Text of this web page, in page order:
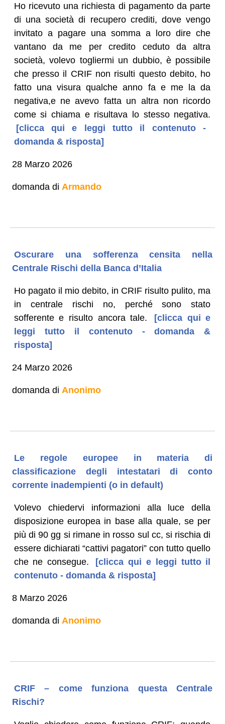
Ho ricevuto una richiesta di pagamento da parte
di una società di recupero crediti, dove vengo
invitato a pagare una somma a loro dire che
vantano da me per credito ceduto da altra
società, volevo togliermi un dubbio, è possibile
che presso il CRIF non risulti questo debito, ho
fatto una visura qualche anno fa e me la da
negativa,e ne avevo fatta un altra non ricordo
come si chiama e risultava lo stesso negativa.
[clicca qui e leggi tutto il contenuto -
domanda & risposta]
28 Marzo 2026
domanda di Armando
Oscurare una sofferenza censita nella
Centrale Rischi della Banca d’Italia
Ho pagato il mio debito, in CRIF risulto pulito, ma
in centrale rischi no, perché sono stato
sofferente e risulto ancora tale.
[clicca qui e
leggi tutto il contenuto - domanda &
risposta]
24 Marzo 2026
domanda di Anonimo
Le regole europee in materia di
classificazione degli intestatari di conto
corrente inadempienti (o in default)
Volevo chiedervi informazioni alla luce della
disposizione europea in base alla quale, se per
più di 90 gg si rimane in rosso sul cc, si rischia di
essere dichiarati “cattivi pagatori” con tutto quello
che ne consegue.
[clicca qui e leggi tutto il
contenuto - domanda & risposta]
8 Marzo 2026
domanda di Anonimo
CRIF – come funziona questa Centrale
Rischi?